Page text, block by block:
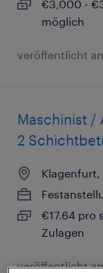
€3,000 -
möglich
veröffentlicht
Maschinist /
2
Klagenfurt,
€17.64 pro
Zulagen
veröffentlicht